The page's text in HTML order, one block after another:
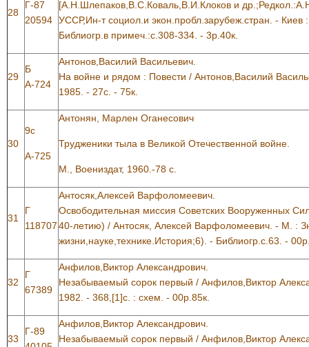
28
Г-87
20594
[А.Н.Шлепаков,В.С.Коваль,В.И.Клоков и
УССР,Ин-т социол.и экон.пробл.зарубеж.стран. - Киев
Библиогр.в примеч.:с.308-334. - 3р.40к.
29
Б
А-724
Антонов,Василий Васильевич.
На войне и рядом : Повести / Антонов,Василий
1985. - 27с. - 75к.
30
9с
А-725
Антонян, Марлен Оганесович
Трудженики тыла в Великой Отечественной войне.
М., Воениздат, 1960.-78 с.
31
Г
118707
Антосяк,Алексей Варфоломеевич.
Освободительная миссия Советских Вооруженных
40-летию) / Антосяк, Алексей Варфоломеевич. - М. :
жизни,науке,технике.История;6). - Библиогр.с.63. -
32
Г
67389
Анфилов,Виктор Александрович.
Незабываемый сорок первый / Анфилов,Виктор
1982. - 368,[1]с. : схем. - 00р.85к.
33
Г-89
Анфилов,Виктор Александрович.
Незабываемый сорок первый / Анфилов,Виктор